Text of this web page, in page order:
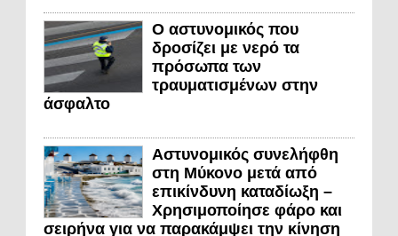
Ο αστυνομικός που
δροσίζει με νερό τα
πρόσωπα των
τραυματισμένων στην
άσφαλτο
Αστυνομικός συνελήφθη
στη Μύκονο μετά από
επικίνδυνη καταδίωξη –
Χρησιμοποίησε φάρο και
σειρήνα για να παρακάμψει την κίνηση